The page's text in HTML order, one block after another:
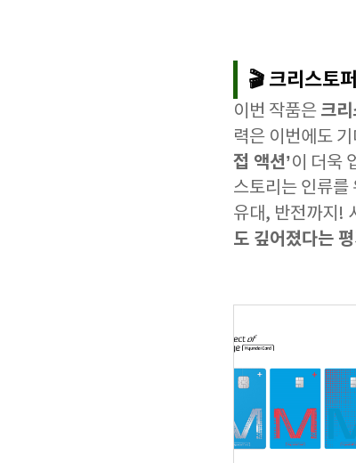
🎬 크리스토
이번 작품은 크
력은 이번에도
접 액션’이 더욱
스토리는 인류를
유대, 반전까지!
도 깊어졌다는